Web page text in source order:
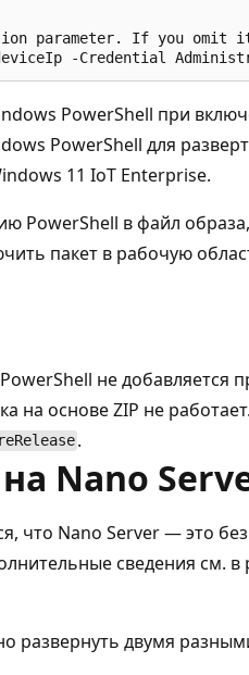
parameter. If you omit it,
PowerShell при
PowerShell для
11 IoT Enterprise.
PowerShell в файл
пакет в рабочую
не добавляется
на основе ZIP не
.
Nano
что Nano Server — это
сведения см. в
развернуть двумя